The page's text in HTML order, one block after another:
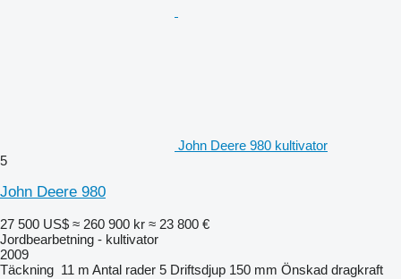
John Deere 980 kultivator
5
John Deere 980
27 500 US$ ≈ 260 900 kr ≈ 23 800 €
Jordbearbetning - kultivator
2009
Täckning 11 m Antal rader 5 Driftsdjup 150 mm Önskad dragkraft